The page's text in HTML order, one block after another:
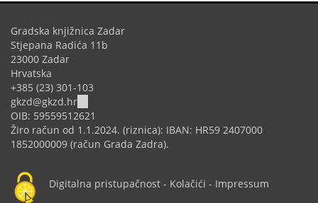
Gradska knjižnica Zadar
Stjepana Radića 11b
23000 Zadar
Hrvatska
+385 (23) 301-103
gkzd@gkzd.hr
sends
e-
mail)
OIB: 59559512621
Žiro račun od 1.1.2024. (riznica): IBAN: HR59 2407000
1852000009 (račun Grada Zadra).
Digitalna pristupačnost - Kolačići - Impressum